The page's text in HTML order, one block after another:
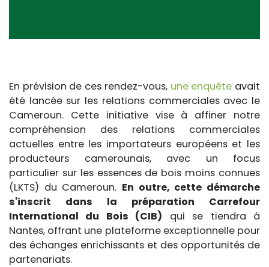
En prévision de ces rendez-vous, une enquête avait
été lancée sur les relations commerciales avec le
Cameroun. Cette initiative vise à affiner notre
compréhension des relations commerciales
actuelles entre les importateurs européens et les
producteurs camerounais, avec un focus
particulier sur les essences de bois moins connues
(LKTS) du Cameroun. En outre, cette démarche
s'inscrit dans la préparation Carrefour
International du Bois (CIB) qui se tiendra à
Nantes, offrant une plateforme exceptionnelle pour
des échanges enrichissants et des opportunités de
partenariats.